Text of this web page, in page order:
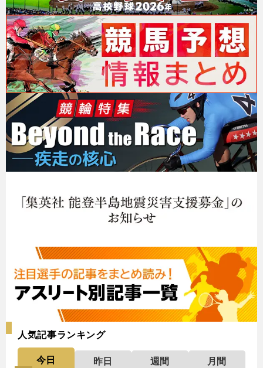
人気記事ランキング
今日 昨日 週間 月間